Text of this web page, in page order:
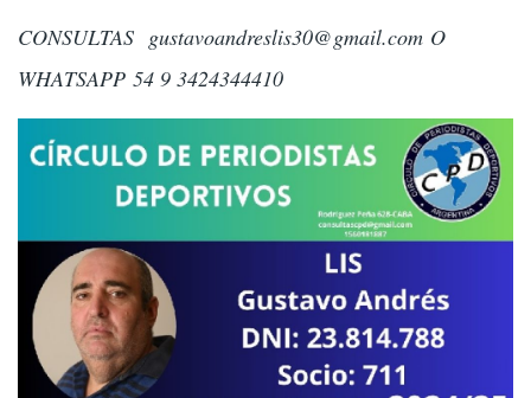
CONSULTAS gustavoandreslis30@gmail.com O
WHATSAPP 54 9 3424344410